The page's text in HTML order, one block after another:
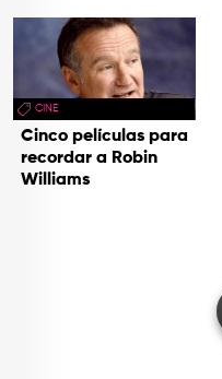
CINE
Cinco películas para
recordar a Robin
Williams